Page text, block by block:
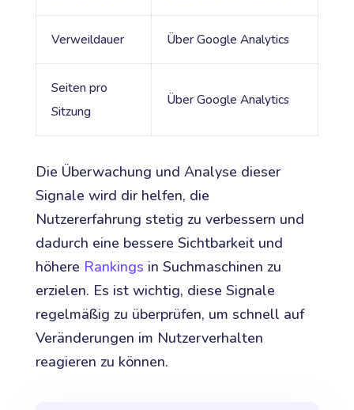
Verweildauer Über Google Analytics
Seiten pro
Sitzung
Über Google Analytics
Die Überwachung und Analyse dieser
Signale wird dir helfen, die
Nutzererfahrung stetig zu verbessern und
dadurch eine bessere Sichtbarkeit und
höhere Rankings in Suchmaschinen zu
erzielen. Es ist wichtig, diese Signale
regelmäßig zu überprüfen, um schnell auf
Veränderungen im Nutzerverhalten
reagieren zu können.